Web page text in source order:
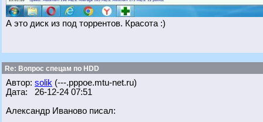
А это диск из под торрентов. Красота :)
Re: Вопрос спецам по HDD
Автор: solik (---.pppoe.mtu-net.ru)
Дата: 26-12-24 07:51
Александр Иваново писал: